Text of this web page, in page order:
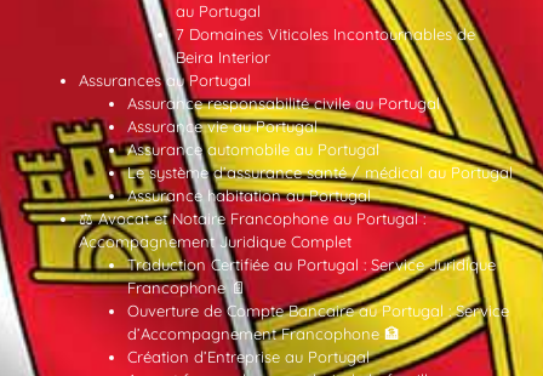
au Portugal
7 Domaines Viticoles Incontournables de
Beira Interior
Assurances au Portugal
Assurance responsabilité civile au Portugal
Assurance vie au Portugal
Assurance automobile au Portugal
Le système d’assurance santé / médical au Portugal
Assurance habitation au Portugal
⚖️ Avocat et Notaire Francophone au Portugal :
Accompagnement Juridique Complet
Traduction Certifiée au Portugal : Service Juridique
Francophone 📄
Ouverture de Compte Bancaire au Portugal : Service
d’Accompagnement Francophone 🏦
Création d’Entreprise au Portugal